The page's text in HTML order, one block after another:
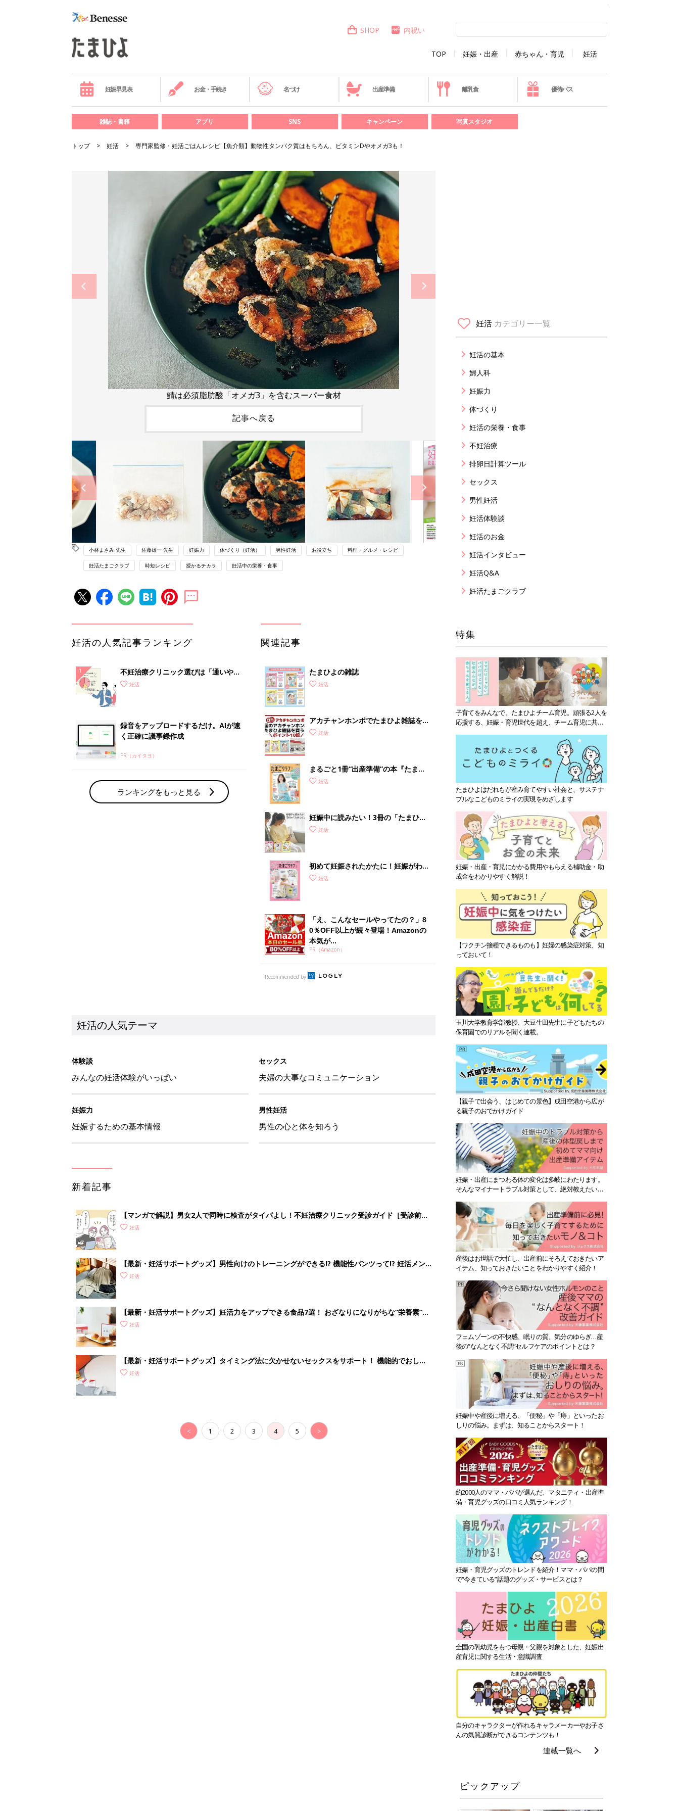
TOP 妊娠・出産 赤ちゃん・育児 妊活
SHOP 内祝い
妊娠早見表 お金・手続き 名づけ 出産準備 離乳食 優待パス
雑誌・書籍 アプリ SNS キャンペーン 写真スタジオ
トップ 妊活 専門家監修・妊活ごはんレシピ【魚介類】動物性タンパク質はもちろん、ビタミンDやオメガ3も！
鯖は必須脂肪酸「オメガ3」を含むスーパー食材
記事へ戻る
小林まさみ 先生 佐藤雄一 先生 妊娠力 体づくり（妊活） 男性妊活 お役立ち 料理・グルメ・レシピ
妊活たまごクラブ 時短レシピ 授かるチカラ 妊活中の栄養・食事
妊活の人気記事ランキング
不妊治療クリニック選びは「通いやす
さ」が大切！選び方、重要3カ条っ
妊活
録音をアップロードするだけ。AIが速
く正確に議事録作成
PR（カイタヨ）
ランキングをもっと見る
関連記事
たまひよの雑誌
妊活
アカチャンホンポでたまひよ雑誌を買
うとポイント10倍【期間限定】
妊活
まるごと1冊“出産準備”の本『たまご
クラブ 夏号』〈スペシャル大特集〉
妊活
妊娠中に読みたい！3冊の「たまひ
よ」妊活
初めて妊娠されたかたに！妊娠がわか
ったら最初に読む本『初めてのたまご
妊活
「え、こんなセールやってたの？」8
0％OFF以上が続々登場！Amazonの
本気が...
PR（Amazon）
Recommended by
妊活の人気テーマ
体験談
みんなの妊活体験がいっぱい
セックス
夫婦の大事なコミュニケーション
妊娠力
妊娠するための基本情報
男性妊活
男性の心と体を知ろう
新着記事
【マンガで解説】男女2人で同時に検査がタイパよし！不妊治療クリニック受診ガイド［受診前の
準備＆心得］
妊活
【最新・妊活サポートグッズ】男性向けのトレーニングができる!? 機能性パンツって!? 妊活メン
ズアイテムをご紹介
妊活
【最新・妊活サポートグッズ】妊活力をアップできる食品7選！ おざなりになりがちな“栄養素”を
補おう
妊活
【最新・妊活サポートグッズ】タイミング法に欠かせないセックスをサポート！ 機能的でおしゃ
れな“ラブグッズ”を紹介
妊活
< 1 2 3 4 5 >
妊活 カテゴリー一覧
妊活の基本
婦人科
妊娠力
体づくり
妊活の栄養・食事
不妊治療
排卵日計算ツール
セックス
男性妊活
妊活体験談
妊活のお金
妊活インタビュー
妊活Q&A
妊活たまごクラブ
特集
子育てをみんなで。たまひよチーム育児。頑張る2人を
応援する、妊娠・育児世代を超え、チーム育児に共感
たまひよはだれもが産み育てやすい社会と、サステナ
ブルなこどものミライの実現をめざします
妊娠・出産・育児にかかる費用やもらえる補助金・助
成金をわかりやすく解説！
【ワクチン接種できるものも】妊婦の感染症対策、知
っておいて！
玉川大学教育学部教授、大豆生田先生に子どもたちの
保育園でのリアルを聞く連載。
【親子で出会う、はじめての景色】成田空港から広が
る親子のおでかけガイド
妊娠・出産にまつわる体の変化は多岐にわたります。
そんなマイナートラブル対策として、絶対教えたい！
産後はお世話で大忙し、出産前にそろえておきたいア
イテム、知っておきたいことをわかりやすく紹介！
フェムゾーンの不快感、眠りの質、気分のゆらぎ…産
後の“なんとなく不調”セルフケアのポイントとは？
妊娠中や産後に増える、「便秘」や「痔」といったお
しりの悩み。まずは、知ることからスタート！
約2000人のママ・パパが選んだ、マタニティ・出産準
備・育児グッズの口コミ人気ランキング！
妊娠・育児グッズのトレンドを紹介！ママ・パパの間
で“今きている”話題のグッズ・サービスとは？
全国の乳幼児をもつ母親・父親を対象とした、妊娠出
産育児に関する生活・意識調査
自分のキャラクターが作れるキャラメーカーやお子さ
んの気質診断ができるコンテンツも！
連載一覧へ
ピックアップ